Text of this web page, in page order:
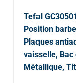
Tefal
Position
Plaques
vaisselle, Bac
Métallique,